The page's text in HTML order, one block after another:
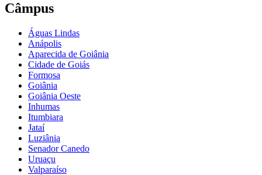
Câmpus
Águas Lindas
Anápolis
Aparecida de Goiânia
Cidade de Goiás
Formosa
Goiânia
Goiânia Oeste
Inhumas
Itumbiara
Jataí
Luziânia
Senador Canedo
Uruaçu
Valparaíso